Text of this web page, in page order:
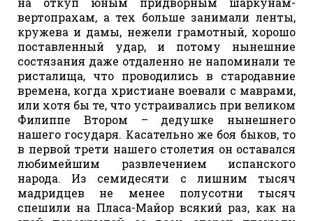
вертопрахам, а тех больше занимали ленты,
кружева и дамы, нежели грамотный, хорошо
поставленный удар, и потому нынешние
состязания даже отдаленно не напоминали те
ристалища, что проводились в стародавние
времена, когда христиане воевали с маврами,
или хотя бы те, что устраивались при великом
Филиппе Втором – дедушке нынешнего
нашего государя. Касательно же боя быков, то
в первой трети нашего столетия он оставался
любимейшим развлечением испанского
народа. Из семидесяти с лишним тысяч
мадридцев не менее полусотни тысяч
спешили на Пласа-Майор всякий раз, как на